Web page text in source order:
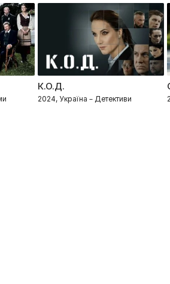
К.О.Д.
2024, Україна – Детективи